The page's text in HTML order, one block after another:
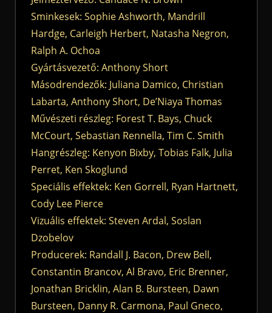
Sminkesek: Sophie Ashworth, Mandrill
Hardge, Carleigh Herbert, Natasha Negron,
Ralph A. Ochoa
Gyártásvezető: Anthony Short
Másodrendezők: Juliana Damico, Christian
Labarta, Anthony Short, De’Niaya Thomas
Művészeti részleg: Forest T. Bays, Chuck
McCourt, Sebastian Rennella, Tim C. Smith
Hangrészleg: Kenyon Bixby, Tobias Falk, Julia
Perret, Ken Skoglund
Speciális effektek: Ken Gorrell, Ryan Hartnett,
Cody Lee Pierce
Vizuális effektek: Steven Ardal, Soslan
Dzobelov
Producerek: Randall J. Bacon, Drew Bell,
Constantin Brancov, Al Bravo, Eric Brenner,
Jonathan Bricklin, Alan B. Bursteen, Dawn
Bursteen, Danny R. Carmona, Paul Gneco,